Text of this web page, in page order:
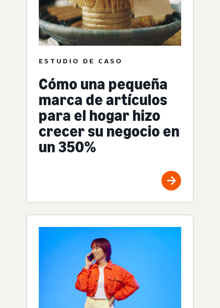
ESTUDIO DE CASO
Cómo una pequeña
marca de artículos
para el hogar hizo
crecer su negocio en
un 350%